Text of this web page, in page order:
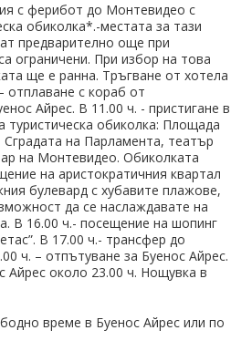
с ферибот до Монтевидео с
обиколка*.-местата за тази
предварително още при
ограничени. При избор на това
ще е ранна. Тръгване от хотела
отплаване с кораб от
Айрес. В 11.00 ч. - пристигане в
туристическа обиколка: Площада
на Парламента, театър
на Монтевидео. Обиколката
на аристократичния квартал
булевард с хубавите плажове,
да се наслаждавате на
В 16.00 ч.- посещение на шопинг
В 17.00 ч.- трансфер до
ч. – отпътуване за Буенос Айрес.
Айрес около 23.00 ч. Нощувка в
време в Буенос Айрес или по